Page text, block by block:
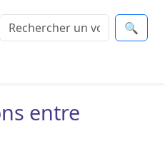
🔍
entre